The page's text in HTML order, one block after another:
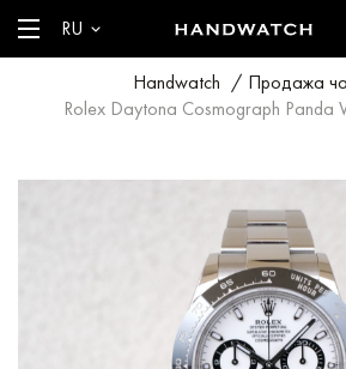
RU
Handwatch / Продажа
Rolex Daytona Cosmograph Panda